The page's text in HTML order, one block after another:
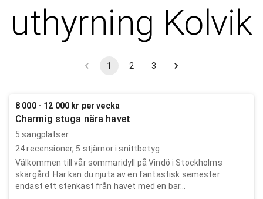
uthyrning Kolvik
1 2 3
8 000 - 12 000 kr per vecka
Charmig stuga nära havet
5 sängplatser
24recensioner, 5 stjärnor i snittbetyg
Välkommen till vår sommaridyll på Vindö i Stockholms
skärgård. Här kan du njuta av en fantastisk semester
endast ett stenkast från havet med en bar...